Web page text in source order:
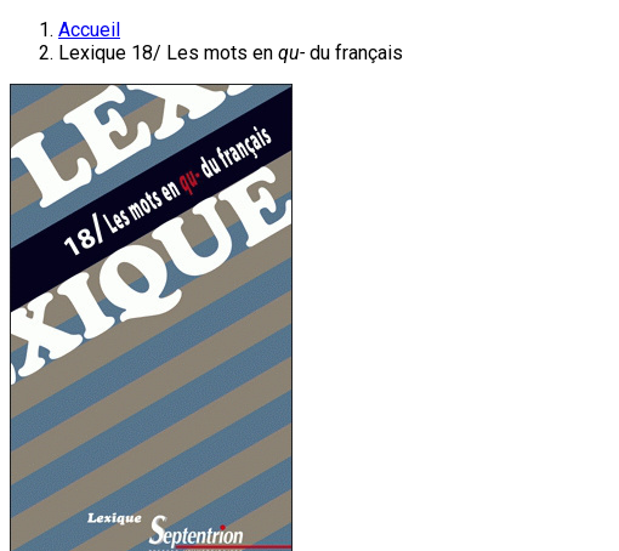
Accueil
Lexique 18/ Les mots en qu- du français